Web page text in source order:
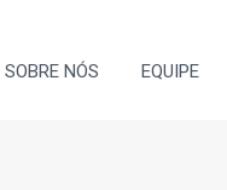
SOBRE NÓS EQUIPE